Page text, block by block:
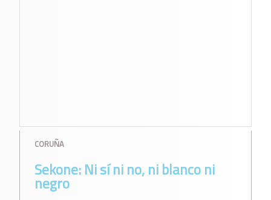
CORUÑA
Sekone: Ni sí ni no, ni blanco ni
negro